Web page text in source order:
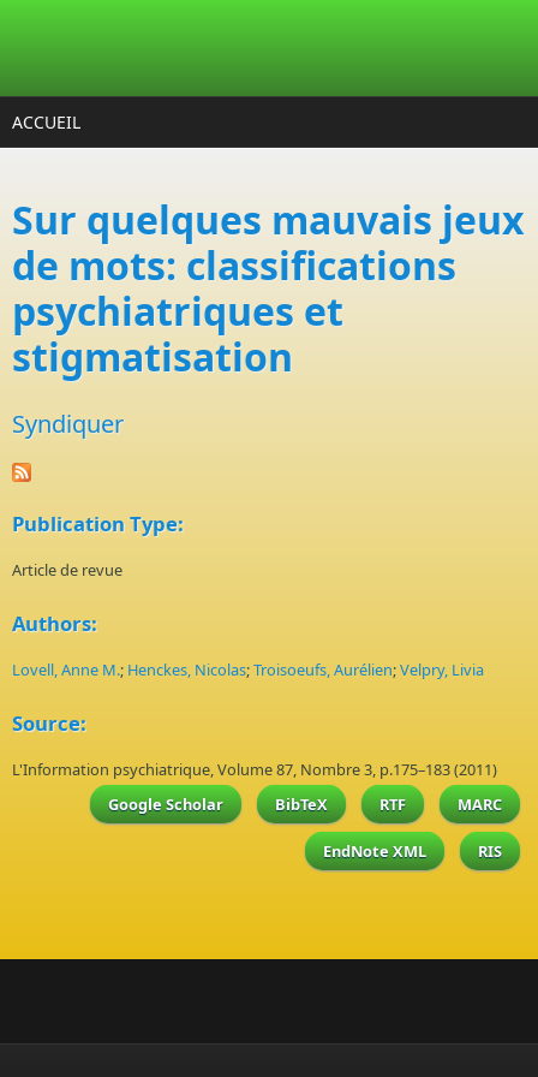
ACCUEIL
Sur quelques mauvais jeux
de mots: classifications
psychiatriques et
stigmatisation
Syndiquer
Publication Type:
Article de revue
Authors:
Lovell, Anne M.; Henckes, Nicolas;Troisoeufs, Aurélien;Velpry, Livia
Source:
L'Information psychiatrique, Volume 87, Nombre 3, p.175–183 (2011)
Google Scholar
BibTeX RTF MARC
EndNote XML RIS